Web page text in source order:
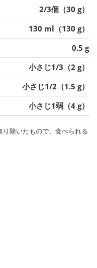
2/3個（30 g）
130 ml（130 g）
0.5 g
小さじ1/3（2 g）
小さじ1/2（1.5 g）
小さじ1弱（4 g）
除いたもので、食べられる